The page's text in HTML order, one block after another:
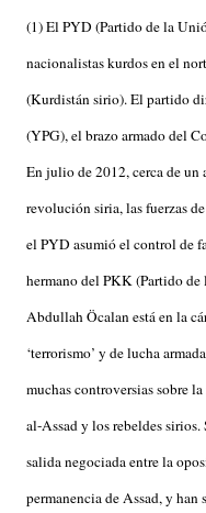
(1) El PYD (Partido de la
nacionalistas kurdos en el
(Kurdistán sirio). El partido
(YPG), el brazo armado del
En julio de 2012, cerca de un
revolución siria, las fuerzas
el PYD asumió el control de
hermano del PKK (Partido
Abdullah Öcalan está en la
‘terrorismo’ y de lucha
muchas controversias sobre
al-Assad y los rebeldes
salida negociada entre la
permanencia de Assad, y